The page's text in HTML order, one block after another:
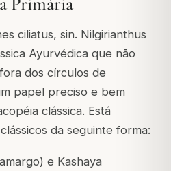
ciliatus, sin. Nilgirianthus
Ayurvédica que não
dos círculos de
papel preciso e bem
clássica. Está
da seguinte forma:
e Kashaya